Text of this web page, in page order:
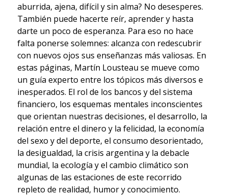
aburrida, ajena, difícil y sin alma? No desesperes.
También puede hacerte reír, aprender y hasta
darte un poco de esperanza. Para eso no hace
falta ponerse solemnes: alcanza con redescubrir
con nuevos ojos sus enseñanzas más valiosas. En
estas páginas, Martín Lousteau se mueve como
un guía experto entre los tópicos más diversos e
inesperados. El rol de los bancos y del sistema
financiero, los esquemas mentales inconscientes
que orientan nuestras decisiones, el desarrollo, la
relación entre el dinero y la felicidad, la economía
del sexo y del deporte, el consumo desorientado,
la desigualdad, la crisis argentina y la debacle
mundial, la ecología y el cambio climático son
algunas de las estaciones de este recorrido
repleto de realidad, humor y conocimiento.